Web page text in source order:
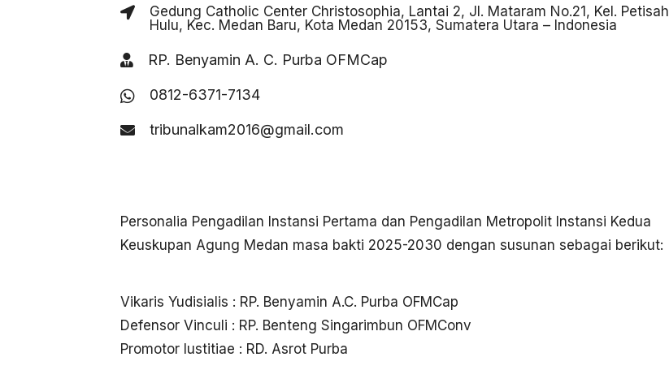
Gedung Catholic Center Christosophia, Lantai 2, Jl. Mataram No.21, Kel. Petisah
Hulu, Kec. Medan Baru, Kota Medan 20153, Sumatera Utara – Indonesia
RP. Benyamin A. C. Purba OFMCap
0812-6371-7134
tribunalkam2016@gmail.com
Personalia Pengadilan Instansi Pertama dan Pengadilan Metropolit Instansi Kedua
Keuskupan Agung Medan masa bakti 2025-2030 dengan susunan sebagai berikut:
Vikaris Yudisialis : RP. Benyamin A.C. Purba OFMCap
Defensor Vinculi : RP. Benteng Singarimbun OFMConv
Promotor Iustitiae : RD. Asrot Purba